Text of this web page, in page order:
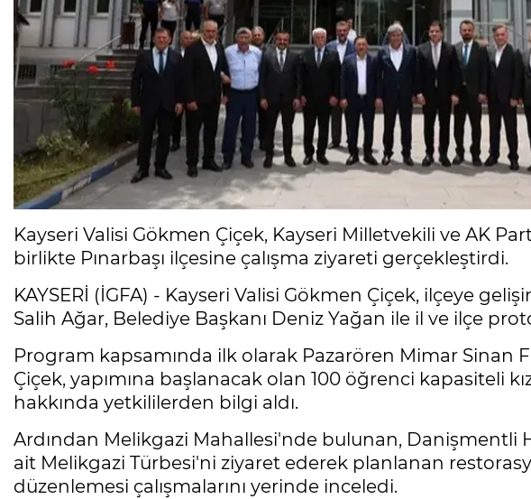
Kayseri Valisi Gökmen Çiçek, Kayseri Milletvekili ve AK
birlikte Pınarbaşı ilçesine çalışma ziyareti gerçekleştirdi.
KAYSERİ (İGFA) - Kayseri Valisi Gökmen Çiçek, ilçeye
Salih Ağar, Belediye Başkanı Deniz Yağan ile il ve ilçe
Program kapsamında ilk olarak Pazarören Mimar Sinan
Çiçek, yapımına başlanacak olan 100 öğrenci kapasiteli
hakkında yetkililerden bilgi aldı.
Ardından Melikgazi Mahallesi'nde bulunan, Danişmentli
ait Melikgazi Türbesi'ni ziyaret ederek planlanan
düzenlemesi çalışmalarını yerinde inceledi.